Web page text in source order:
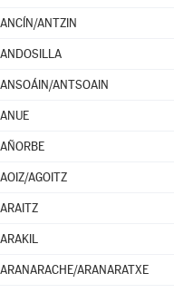
ANCÍN/ANTZIN
ANDOSILLA
ANSOÁIN/ANTSOAIN
ANUE
AÑORBE
AOIZ/AGOITZ
ARAITZ
ARAKIL
ARANARACHE/ARANARATXE